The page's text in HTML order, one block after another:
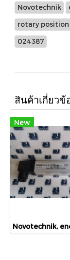
Novotechnik
rotary position
024387
สินค้าเกี่ยวข้
New